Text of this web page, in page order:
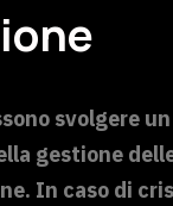
svolgere
gestione
In caso di